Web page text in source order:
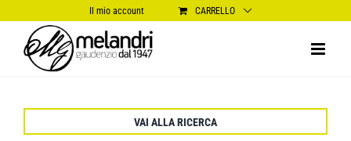
al
contenuto
Il mio account CARRELLO
VAI ALLA RICERCA